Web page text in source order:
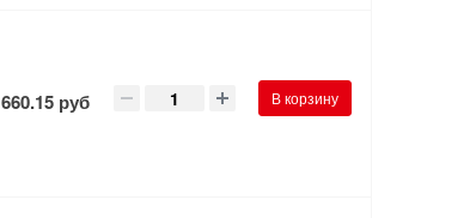
660.15 руб В корзину